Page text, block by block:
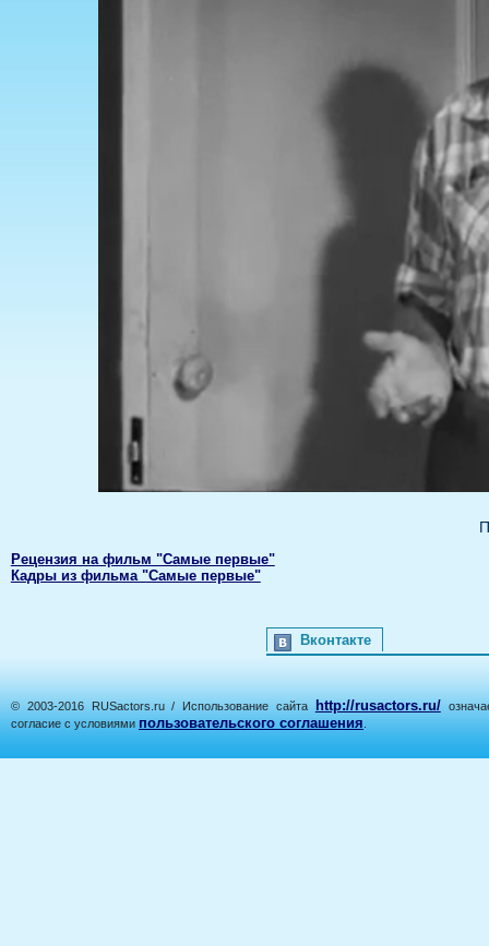
Рецензия на фильм "Самые первые"
Кадры из фильма "Самые первые"
Вконтакте
© 2003-2016 RUSactors.ru / Использование сайта http://rusactors.ru/
согласие с условиями пользовательского соглашения